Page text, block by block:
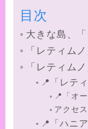
目次
大きな島、「
「レティム
「レティム
📍「レテ
📍「オ
アクセス
📍「ハニ